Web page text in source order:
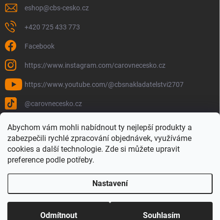
Abychom vám mohli nabídnout ty nejlepší produkty a
zabezpečili rychlé zpracování objednávek, využíváme
cookies a další technologie. Zde si můžete upravit
preference podle potřeby.
Nastavení
Odmítnout Souhlasím
eshop@cbs-cesko.cz
+420 725 433 773
Facebook
https://www.instagram.com/carovnecesko.cz
https://www.youtube.com/@cbsnakladatelstvi2707
@carovnecesko.cz
Copyright 2026Čarovné Česko - Knihy, Mapy a Mapová móda. Všechna
práva vyhrazena.
Upravit nastavení cookies